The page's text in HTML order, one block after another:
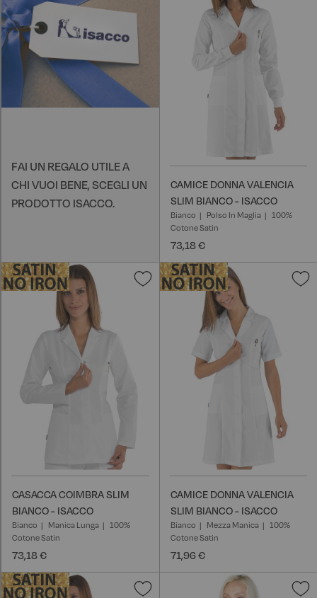
FAI UN REGALO UTILE A
CHI VUOI BENE, SCEGLI UN
PRODOTTO ISACCO.
CAMICE DONNA VALENCIA
SLIM BIANCO - ISACCO
Bianco Polso In Maglia
100%
Cotone Satin
73,18 €
Aggiungi
CASACCA COIMBRA SLIM
BIANCO - ISACCO
Bianco Manica Lunga
100%
Cotone Satin
73,18 €
CAMICE DONNA VALENCIA
SLIM BIANCO - ISACCO
Bianco Mezza Manica
100%
Cotone Satin
71,96 €
Aggiungi